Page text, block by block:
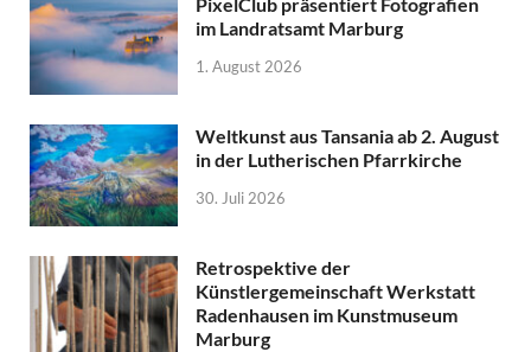
im Landratsamt Marburg
1. August 2026
Weltkunst aus Tansania ab 2. August
in der Lutherischen Pfarrkirche
30. Juli 2026
Retrospektive der
Künstlergemeinschaft Werkstatt
Radenhausen im Kunstmuseum
Marburg